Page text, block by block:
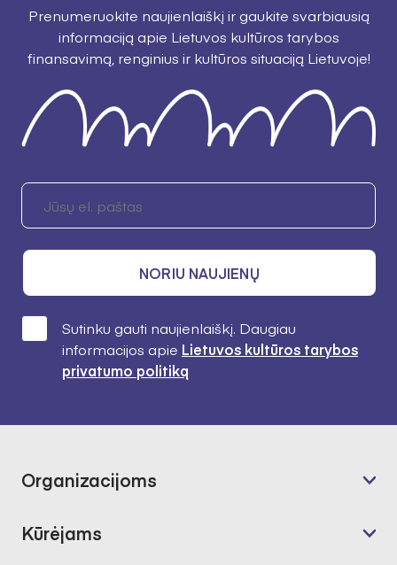
Prenumeruokite naujienlaiškį ir gaukite svarbiausią
informaciją apie Lietuvos kultūros tarybos
finansavimą, renginius ir kultūros situaciją Lietuvoje!
NORIU NAUJIENŲ
Sutinku gauti naujienlaiškį. Daugiau
informacijos apie Lietuvos kultūros tarybos
privatumo politiką
Organizacijoms
Kūrėjams